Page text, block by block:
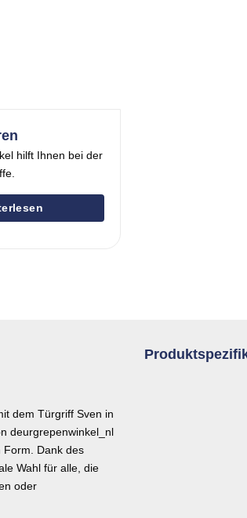
hilft Ihnen bei der
dem Türgriff Sven in
deurgrepenwinkel_nl
Form. Dank des
Wahl für alle, die
oder